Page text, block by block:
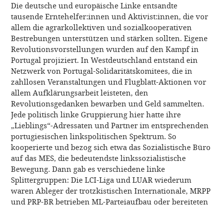
Die deutsche und europäische Linke entsandte
tausende Erntehelfer:innen und Aktivist:innen, die vor
allem die agrarkollektiven und sozialkooperativen
Bestrebungen unterstützen und stärken sollten. Eigene
Revolutionsvorstellungen wurden auf den Kampf in
Portugal projiziert. In Westdeutschland entstand ein
Netzwerk von Portugal-Solidaritätskomitees, die in
zahllosen Veranstaltungen und Flugblatt-Aktionen vor
allem Aufklärungsarbeit leisteten, den
Revolutionsgedanken bewarben und Geld sammelten.
Jede politisch linke Gruppierung hier hatte ihre
„Lieblings“-Adressaten und Partner im entsprechenden
portugiesischen linkspolitischen Spektrum. So
kooperierte und bezog sich etwa das Sozialistische Büro
auf das MES, die bedeutendste linkssozialistische
Bewegung. Dann gab es verschiedene linke
Splittergruppen: Die LCI-Liga und LUAR wiederum
waren Ableger der trotzkistischen Internationale, MRPP
und PRP-BR betrieben ML-Parteiaufbau oder bereiteten